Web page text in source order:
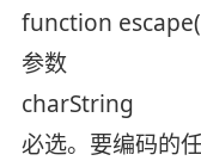
function
参数
charString
必选。要编码的